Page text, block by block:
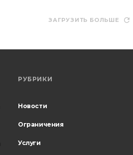
ЗАГРУЗИТЬ БОЛЬШЕ
РУБРИКИ
Новости
Ограничения
Услуги